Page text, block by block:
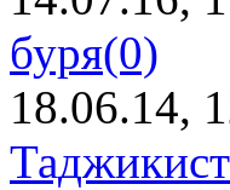
буря(0)
18.06.14,